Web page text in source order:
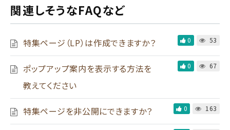
関連しそうなFAQなど
特集ページ（LP）は作成できますか？ 0 53
ポップアップ案内を表示する方法を
教えてください
0 67
特集ページを非公開にできますか？ 0 163